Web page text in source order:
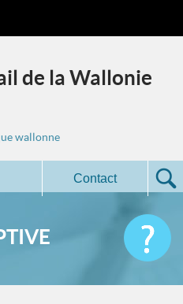
de la Wallonie
wallonne
Contact